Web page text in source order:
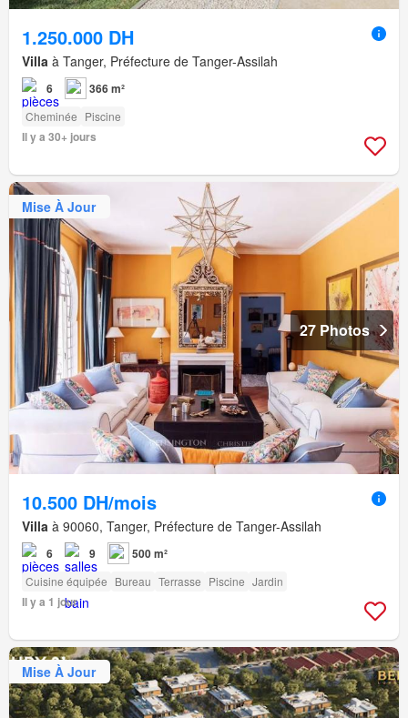
1.250.000 DH
Villa à Tanger, Préfecture de Tanger-Assilah
6 366 m²
Cheminée Piscine
Il y a 30+ jours
Mise À Jour
27 Photos
10.500 DH/mois
Villa à 90060, Tanger, Préfecture de Tanger-Assilah
6 9 500 m²
Cuisine équipée Bureau Terrasse Piscine Jardin
Il y a 1 jour
Mise À Jour